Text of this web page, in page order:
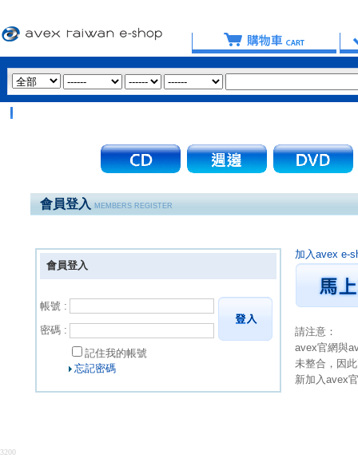
會員登入MEMBERS REGISTER
會員登入
帳號 :
密碼 :
記住我的帳號
忘記密碼
加入avex e-
請注意：
avex官網與
未整合，因
新加入avex
3200